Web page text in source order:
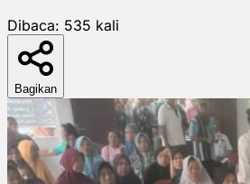
Dibaca: 535 kali
Bagikan